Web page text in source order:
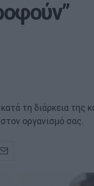
τη διάρκεια της
οργανισμό σας.